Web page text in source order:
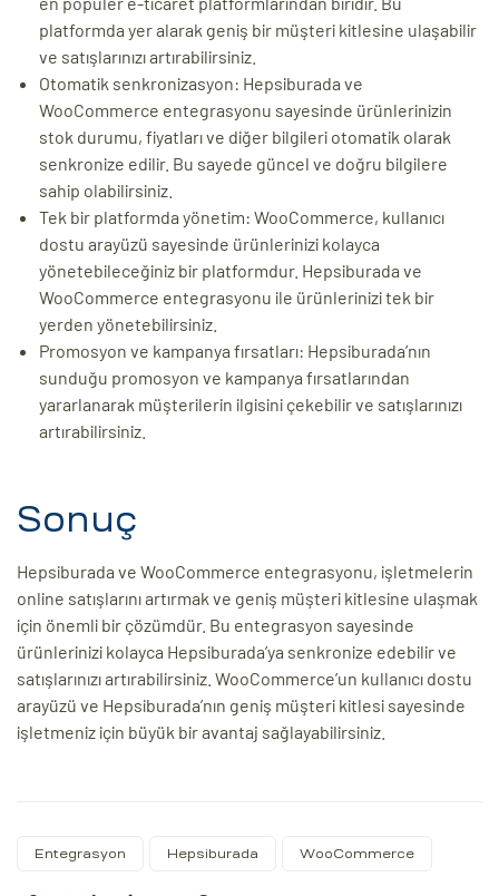
platformda yer alarak geniş bir müşteri kitlesine ulaşabilir
ve satışlarınızı artırabilirsiniz.
Otomatik senkronizasyon: Hepsiburada ve
WooCommerce entegrasyonu sayesinde ürünlerinizin
stok durumu, fiyatları ve diğer bilgileri otomatik olarak
senkronize edilir. Bu sayede güncel ve doğru bilgilere
sahip olabilirsiniz.
Tek bir platformda yönetim: WooCommerce, kullanıcı
dostu arayüzü sayesinde ürünlerinizi kolayca
yönetebileceğiniz bir platformdur. Hepsiburada ve
WooCommerce entegrasyonu ile ürünlerinizi tek bir
yerden yönetebilirsiniz.
Promosyon ve kampanya fırsatları: Hepsiburada’nın
sunduğu promosyon ve kampanya fırsatlarından
yararlanarak müşterilerin ilgisini çekebilir ve satışlarınızı
artırabilirsiniz.
Sonuç
Hepsiburada ve WooCommerce entegrasyonu, işletmelerin
online satışlarını artırmak ve geniş müşteri kitlesine ulaşmak
için önemli bir çözümdür. Bu entegrasyon sayesinde
ürünlerinizi kolayca Hepsiburada’ya senkronize edebilir ve
satışlarınızı artırabilirsiniz. WooCommerce’un kullanıcı dostu
arayüzü ve Hepsiburada’nın geniş müşteri kitlesi sayesinde
işletmeniz için büyük bir avantaj sağlayabilirsiniz.
Entegrasyon Hepsiburada WooCommerce